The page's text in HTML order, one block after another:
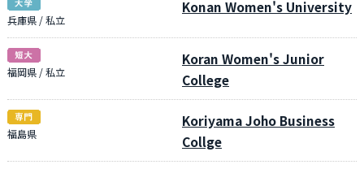
兵庫県 / 私立
Konan Women's University
福岡県 / 私立
Koran Women's Junior
College
福島県
Koriyama Joho Business
Collge